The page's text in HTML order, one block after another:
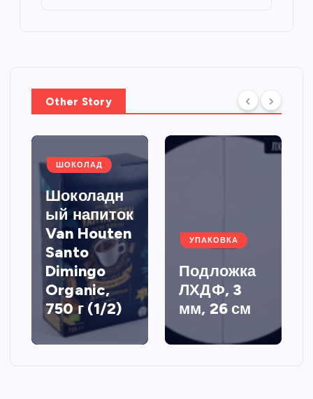
Other Story
ШОКОЛАД
Шоколадн
ый напиток
Van Houten
Santo
Dimingo
Organic,
750 г (1/2)
УПАКОВКА
Подложка
ЛХДФ, 3
мм, 26 см